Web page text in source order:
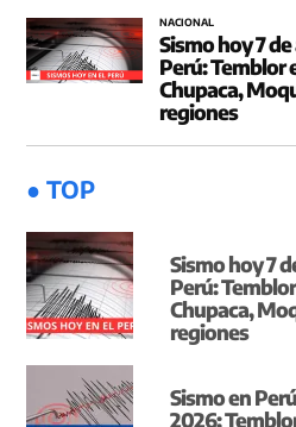
NACIONAL
Sismo hoy 7
Perú: Temblor
Chupaca,
regiones
● TOP
Sismo hoy 7
Perú:
Chupaca,
regiones
Sismo en
2026: